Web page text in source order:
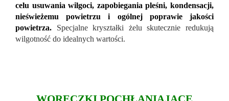
celu usuwania wilgoci, zapobiegania pleśni, kondensacji,
nieświeżemu powietrzu i ogólnej poprawie jakości
powietrza. Specjalne kryształki żelu skutecznie redukują
wilgotność do idealnych wartości.